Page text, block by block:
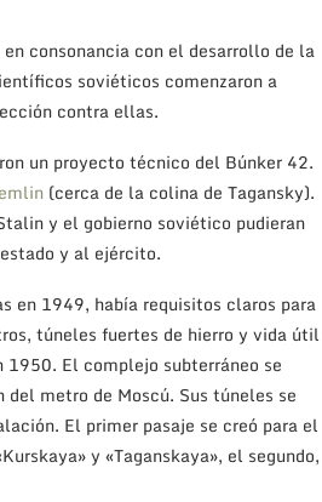
consonancia con el desarrollo de la
soviéticos comenzaron a
contra ellas.
un proyecto técnico del Búnker 42.
(cerca de la colina de Tagansky).
y el gobierno soviético pudieran
y al ejército.
en 1949, había requisitos claros para
túneles fuertes de hierro y vida útil
El complejo subterráneo se
metro de Moscú. Sus túneles se
El primer pasaje se creó para el
y «Taganskaya», el segundo,